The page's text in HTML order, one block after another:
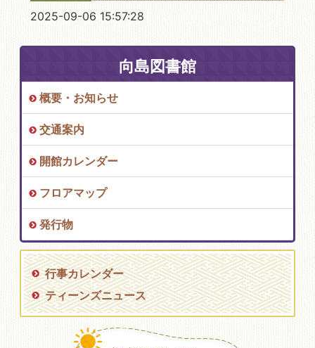
2025-09-06 15:57:28
向島図書館
概要・お知らせ
交通案内
開館カレンダー
フロアマップ
発行物
行事カレンダー
ティーンズニュース